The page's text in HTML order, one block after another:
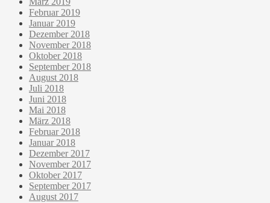
Februar 2019
Januar 2019
Dezember 2018
November 2018
Oktober 2018
September 2018
August 2018
Juli 2018
Juni 2018
Mai 2018
März 2018
Februar 2018
Januar 2018
Dezember 2017
November 2017
Oktober 2017
September 2017
August 2017